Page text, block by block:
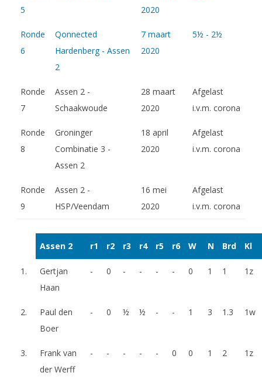
5
2020
Ronde
6
Qonnected
Hardenberg - Assen
2
7 maart
2020
5½ - 2½
Ronde
7
Assen 2 -
Schaakwoude
28 maart
2020
Afgelast
i.v.m. corona
Ronde
8
Groninger
Combinatie 3 -
Assen 2
18 april
2020
Afgelast
i.v.m. corona
Ronde
9
Assen 2 -
HSP/Veendam
16 mei
2020
Afgelast
i.v.m. corona
Assen 2 r1 r2 r3 r4 r5 r6 W N Brd Kl
1.
Gertjan
Haan
- 0 - - - - 0 1 1 1z
2.
Paul den
Boer
- 0 ½ ½ - - 1 3 1.3 1w
3.
Frank van
der Werff
- - - - - 0 0 1 2 1z